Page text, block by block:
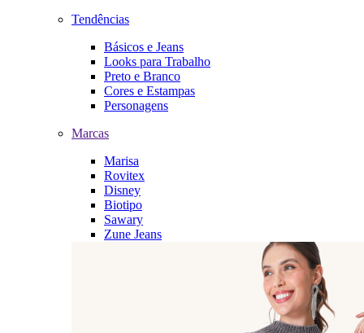
Tendências
Básicos e Jeans
Looks para Trabalho
Preto e Branco
Cores e Estampas
Personagens
Marcas
Marisa
Rovitex
Disney
Biotipo
Sawary
Zune Jeans